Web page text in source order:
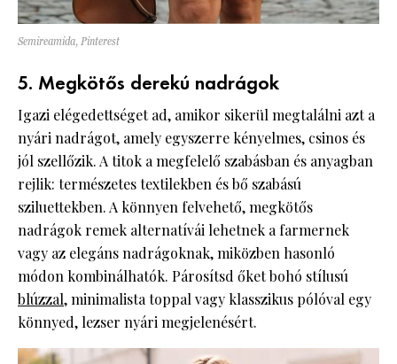
Semireamida, Pinterest
5. Megkötős derekú nadrágok
Igazi elégedettséget ad, amikor sikerül megtalálni azt a
nyári nadrágot, amely egyszerre kényelmes, csinos és
jól szellőzik. A titok a megfelelő szabásban és anyagban
rejlik: természetes textilekben és bő szabású
sziluettekben. A könnyen felvehető, megkötős
nadrágok remek alternatívái lehetnek a farmernek
vagy az elegáns nadrágoknak, miközben hasonló
módon kombinálhatók. Párosítsd őket bohó stílusú
blúzzal,minimalista toppal vagy klasszikus pólóval egy
könnyed, lezser nyári megjelenésért.